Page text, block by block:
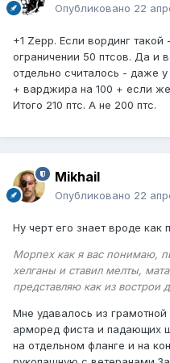
Опубликовано 22
+1 Zepp. Если вординг такой
ограничении 50 птсов. Да и
отдельно считалось - даже
+ варджира на 100 + если
Итого 210 птс. А не 200 птс.
Mikhail
Опубликовано 22
Ну черт его знает вроде как
Морпех как я вас понимаю,
хелганы и ставил мелты,
представляю как из вострои
Мне удавалось из
арморед фиста и падающих
на отдельном фланге и на